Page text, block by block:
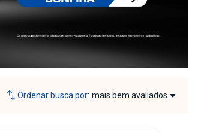
Ordenar busca por: mais bem avaliados